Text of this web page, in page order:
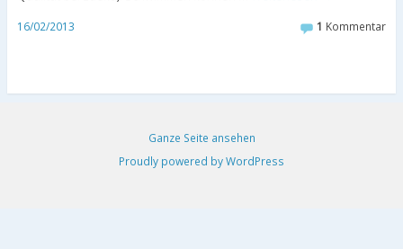
16/02/2013 1 Kommentar
Ganze Seite ansehen
Proudly powered by WordPress